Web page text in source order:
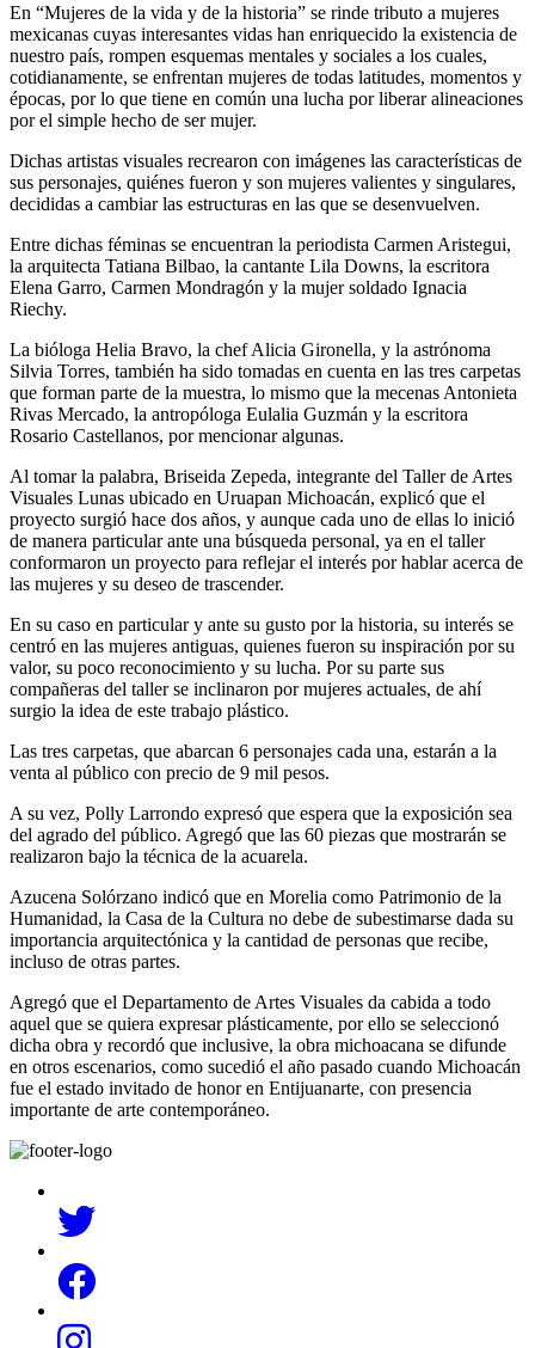
En “Mujeres de la vida y de la historia” se rinde tributo a mujeres
mexicanas cuyas interesantes vidas han enriquecido la existencia de
nuestro país, rompen esquemas mentales y sociales a los cuales,
cotidianamente, se enfrentan mujeres de todas latitudes, momentos y
épocas, por lo que tiene en común una lucha por liberar alineaciones
por el simple hecho de ser mujer.
Dichas artistas visuales recrearon con imágenes las características de
sus personajes, quiénes fueron y son mujeres valientes y singulares,
decididas a cambiar las estructuras en las que se desenvuelven.
Entre dichas féminas se encuentran la periodista Carmen Aristegui,
la arquitecta Tatiana Bilbao, la cantante Lila Downs, la escritora
Elena Garro, Carmen Mondragón y la mujer soldado Ignacia
Riechy.
La bióloga Helia Bravo, la chef Alicia Gironella, y la astrónoma
Silvia Torres, también ha sido tomadas en cuenta en las tres carpetas
que forman parte de la muestra, lo mismo que la mecenas Antonieta
Rivas Mercado, la antropóloga Eulalia Guzmán y la escritora
Rosario Castellanos, por mencionar algunas.
Al tomar la palabra, Briseida Zepeda, integrante del Taller de Artes
Visuales Lunas ubicado en Uruapan Michoacán, explicó que el
proyecto surgió hace dos años, y aunque cada uno de ellas lo inició
de manera particular ante una búsqueda personal, ya en el taller
conformaron un proyecto para reflejar el interés por hablar acerca de
las mujeres y su deseo de trascender.
En su caso en particular y ante su gusto por la historia, su interés se
centró en las mujeres antiguas, quienes fueron su inspiración por su
valor, su poco reconocimiento y su lucha. Por su parte sus
compañeras del taller se inclinaron por mujeres actuales, de ahí
surgio la idea de este trabajo plástico.
Las tres carpetas, que abarcan 6 personajes cada una, estarán a la
venta al público con precio de 9 mil pesos.
A su vez, Polly Larrondo expresó que espera que la exposición sea
del agrado del público. Agregó que las 60 piezas que mostrarán se
realizaron bajo la técnica de la acuarela.
Azucena Solórzano indicó que en Morelia como Patrimonio de la
Humanidad, la Casa de la Cultura no debe de subestimarse dada su
importancia arquitectónica y la cantidad de personas que recibe,
incluso de otras partes.
Agregó que el Departamento de Artes Visuales da cabida a todo
aquel que se quiera expresar plásticamente, por ello se seleccionó
dicha obra y recordó que inclusive, la obra michoacana se difunde
en otros escenarios, como sucedió el año pasado cuando Michoacán
fue el estado invitado de honor en Entijuanarte, con presencia
importante de arte contemporáneo.